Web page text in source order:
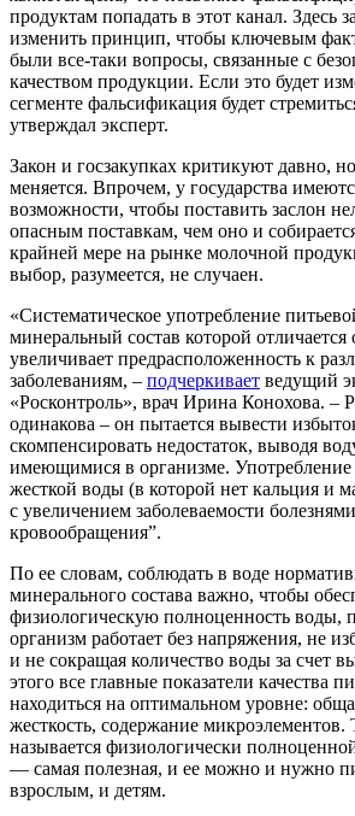
продуктам попадать в этот канал. Здесь
изменить принцип, чтобы ключевым
были все-таки вопросы, связанные с
качеством продукции. Если это будет
сегменте фальсификация будет
утверждал эксперт.
Закон и госзакупках критикуют давно,
меняется. Впрочем, у государства
возможности, чтобы поставить заслон
опасным поставкам, чем оно и
крайней мере на рынке молочной
выбор, разумеется, не случаен.
«Систематическое употребление
минеральный состав которой отличается
увеличивает предрасположенность к
заболеваниям, – подчеркивает ведущий
«Росконтроль», врач Ирина Конохова. –
одинакова – он пытается вывести
скомпенсировать недостаток, выводя
имеющимися в организме. Употребление
жесткой воды (в которой нет кальция и
с увеличением заболеваемости
кровообращения”.
По ее словам, соблюдать в воде
минерального состава важно, чтобы
физиологическую полноценность воды,
организм работает без напряжения, не
и не сокращая количество воды за счет
этого все главные показатели качества
находиться на оптимальном уровне:
жесткость, содержание микроэлементов.
называется физиологически
— самая полезная, и ее можно и нужно
взрослым, и детям.